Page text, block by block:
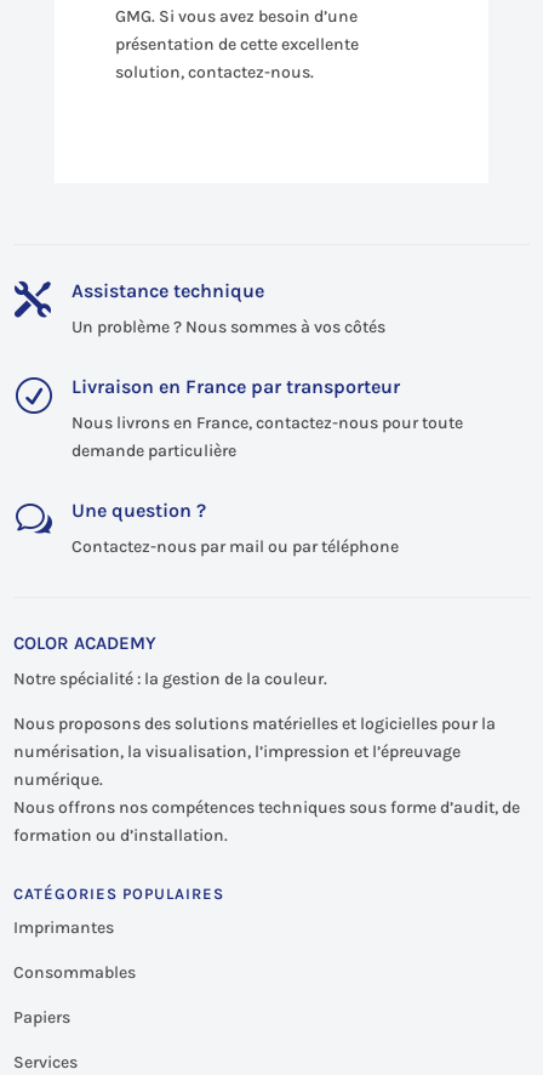
GMG. Si vous avez besoin d’une
présentation de cette excellente
solution, contactez-nous.
 Assistance technique
Un problème ? Nous sommes à vos côtés
R Livraison en France par transporteur
Nous livrons en France, contactez-nous pour toute
demande particulière
w Une question ?
Contactez-nous par mail ou par téléphone
COLOR ACADEMY
Notre spécialité : la gestion de la couleur.
Nous proposons des solutions matérielles et logicielles pour la
numérisation, la visualisation, l’impression et l’épreuvage
numérique.
Nous offrons nos compétences techniques sous forme d’audit, de
formation ou d’installation.
CATÉGORIES POPULAIRES
Imprimantes
Consommables
Papiers
Services